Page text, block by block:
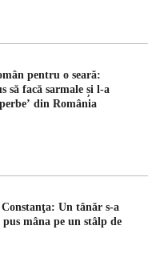
pentru o seară:
să facă sarmale și l-a
din România
Un tânăr s-a
mâna pe un stâlp de